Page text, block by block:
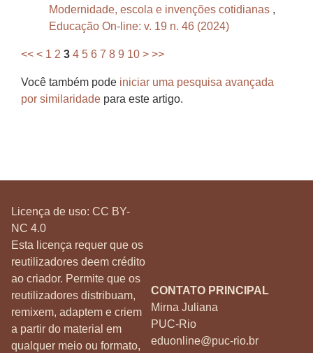
Modernidade, escola e invenções cotidianas ,
Educação On-line: v. 19 n. 46 (2024)
<< < 1 2 3 4 5 6 7 8 9 10 > >>
Você também pode iniciar uma pesquisa avançada
por similaridade para este artigo.
Licença de uso: CC BY-
NC 4.0
Esta licença requer que os
reutilizadores deem crédito
ao criador. Permite que os
reutilizadores distribuam,
remixem, adaptem e criem
a partir do material em
qualquer meio ou formato,
CONTATO PRINCIPAL
Mirna Juliana
PUC-Rio
eduonline@puc-rio.br